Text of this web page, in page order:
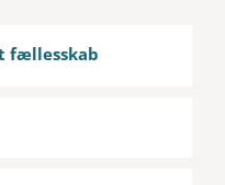
fællesskab